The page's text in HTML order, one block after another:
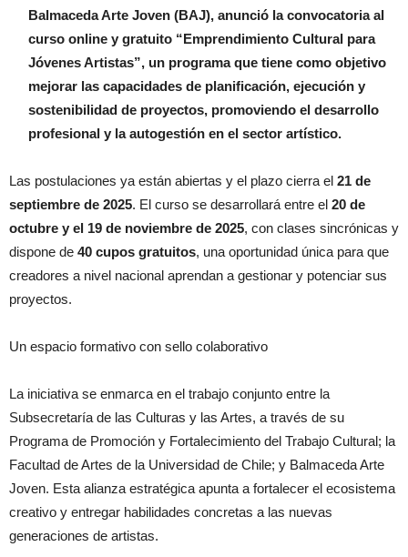
Balmaceda Arte Joven (BAJ), anunció la convocatoria al
curso online y gratuito “Emprendimiento Cultural para
Jóvenes Artistas”, un programa que tiene como objetivo
mejorar las capacidades de planificación, ejecución y
sostenibilidad de proyectos, promoviendo el desarrollo
profesional y la autogestión en el sector artístico.
Las postulaciones ya están abiertas y el plazo cierra el 21 de
septiembre de 2025. El curso se desarrollará entre el 20 de
octubre y el 19 de noviembre de 2025, con clases sincrónicas y
dispone de 40 cupos gratuitos, una oportunidad única para que
creadores a nivel nacional aprendan a gestionar y potenciar sus
proyectos.
Un espacio formativo con sello colaborativo
La iniciativa se enmarca en el trabajo conjunto entre la
Subsecretaría de las Culturas y las Artes, a través de su
Programa de Promoción y Fortalecimiento del Trabajo Cultural; la
Facultad de Artes de la Universidad de Chile; y Balmaceda Arte
Joven. Esta alianza estratégica apunta a fortalecer el ecosistema
creativo y entregar habilidades concretas a las nuevas
generaciones de artistas.